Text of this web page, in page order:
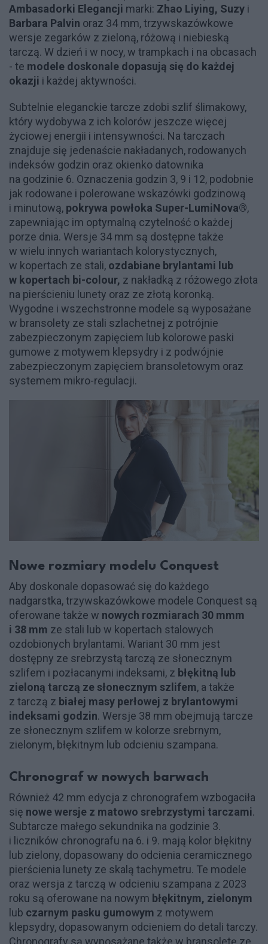
Ambasadorki Elegancji marki: Zhao Liying, Suzy i
Barbara Palvin oraz 34 mm, trzywskazówkowe
wersje zegarków z zieloną, różową i niebieską
tarczą. W dzień i w nocy, w trampkach i na obcasach
- te modele doskonale dopasują się do każdej
okazji i każdej aktywności.
Subtelnie eleganckie tarcze zdobi szlif ślimakowy,
który wydobywa z ich kolorów jeszcze więcej
życiowej energii i intensywności. Na tarczach
znajduje się jedenaście nakładanych, rodowanych
indeksów godzin oraz okienko datownika
na godzinie 6. Oznaczenia godzin 3, 9 i 12, podobnie
jak rodowane i polerowane wskazówki godzinową
i minutową, pokrywa powłoka Super-LumiNova®,
zapewniając im optymalną czytelność o każdej
porze dnia. Wersje 34 mm są dostępne także
w wielu innych wariantach kolorystycznych,
w kopertach ze stali, ozdabiane brylantami lub
w kopertach bi-colour, z nakładką z różowego złota
na pierścieniu lunety oraz ze złotą koronką.
Wygodne i wszechstronne modele są wyposażane
w bransolety ze stali szlachetnej z potrójnie
zabezpieczonym zapięciem lub kolorowe paski
gumowe z motywem klepsydry i z podwójnie
zabezpieczonym zapięciem bransoletowym oraz
systemem mikro-regulacji.
Nowe rozmiary modelu Conquest
Aby doskonale dopasować się do każdego
nadgarstka, trzywskazówkowe modele Conquest są
oferowane także w nowych rozmiarach 30 mmm
i 38 mm ze stali lub w kopertach stalowych
ozdobionych brylantami. Wariant 30 mm jest
dostępny ze srebrzystą tarczą ze słonecznym
szlifem i pozłacanymi indeksami, z błękitną lub
zieloną tarczą ze słonecznym szlifem, a także
z tarczą z białej masy perłowej z brylantowymi
indeksami godzin. Wersje 38 mm obejmują tarcze
ze słonecznym szlifem w kolorze srebrnym,
zielonym, błękitnym lub odcieniu szampana.
Chronograf w nowych barwach
Również 42 mm edycja z chronografem wzbogaciła
się nowe wersje z matowo srebrzystymi tarczami.
Subtarcze małego sekundnika na godzinie 3.
i liczników chronografu na 6. i 9. mają kolor błękitny
lub zielony, dopasowany do odcienia ceramicznego
pierścienia lunety ze skalą tachymetru. Te modele
oraz wersja z tarczą w odcieniu szampana z 2023
roku są oferowane na nowym błękitnym, zielonym
lub czarnym pasku gumowym z motywem
klepsydry, dopasowanym odcieniem do detali tarczy.
Chronografy są wyposażane także w bransoletę ze